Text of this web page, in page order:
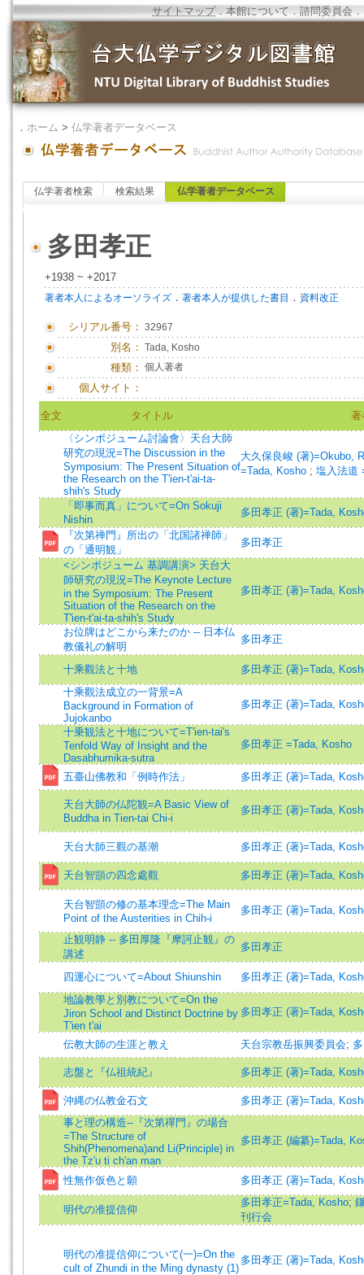
サイトマップ．本館について ．諮問委員会 ．
． ホーム > 仏学著者データベース
仏学著者検索 検索結果 仏学著者データベース
多田孝正
+1938 ~ +2017
著者本人によるオーソライズ ． 著者本人が提供した書目 ． 資料改正
シリアル番号： 32967
別名： Tada, Kosho
種類： 個人著者
個人サイト：
全文 タイトル
著
〈シンポジューム討論會〉天台大師
研究の現況=The Discussion in the
Symposium: The Present Situation of
the Research on the T'ien-t'ai-ta-
shih's Study
大久保良峻 (著)=Okubo,
=Tada, Kosho ; 塩入法道
「即事而真」について=On Sokuji
Nishin
多田孝正 (著)=Tada,
『次第禅門』所出の「北国諸禅師」
の「通明観」
多田孝正
<シンポジューム 基調講演> 天台大
師研究の現況=The Keynote Lecture
in the Symposium: The Present
Situation of the Research on the
T'ien-t'ai-ta-shih's Study
多田孝正 (著)=Tada,
お位牌はどこから来たのか -- 日本仏
教儀礼の解明
多田孝正
十乘觀法と十地
多田孝正 (著)=Tada,
十乘觀法成立の一背景=A
Background in Formation of
Jujokanbo
多田孝正 (著)=Tada,
十乗観法と十地について=T'ien-tai's
Tenfold Way of Insight and the
Dasabhumika-sutra
多田孝正 =Tada, Kosho
五臺山佛教和「例時作法」 多田孝正 (著)=Tada,
天台大師の仏陀観=A Basic View of
Buddha in Tien-tai Chi-i
多田孝正 (著)=Tada,
天台大師三觀の基潮 多田孝正 (著)=Tada,
天台智顗の四念處觀 多田孝正 (著)=Tada,
天台智顗の修の基本理念=The Main
Point of the Austerities in Chih-i
多田孝正 (著)=Tada,
止観明静 -- 多田厚隆『摩訶止観』の
講述
多田孝正
四運心について=About Shiunshin
多田孝正 (著)=Tada,
地論教學と別教について=On the
Jiron School and Distinct Doctrine by
T'ien t'ai
多田孝正 (著)=Tada,
伝教大師の生涯と教え 天台宗教岳振興委員会;
志盤と『仏祖統紀』 多田孝正 (著)=Tada,
沖縄の仏教金石文
多田孝正 (著)=Tada,
事と理の構造--『次第禪門』の場合
=The Structure of
Shih(Phenomena)and Li(Principle) in
the Tz'u ti ch'an man
多田孝正 (編纂)=Tada,
性無作仮色と願 多田孝正 (著)=Tada,
明代の准提信仰
多田孝正=Tada, Kosho;
刊行会
明代の准提信仰について(一)=On the
cult of Zhundi in the Ming dynasty (1)
多田孝正 (著)=Tada,